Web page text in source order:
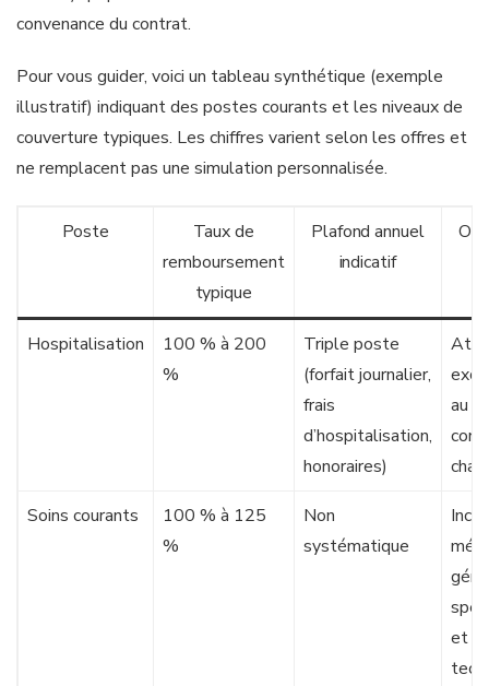
convenance du contrat.
Pour vous guider, voici un tableau synthétique (exemple
illustratif) indiquant des postes courants et les niveaux de
couverture typiques. Les chiffres varient selon les offres et
ne remplacent pas une simulation personnalisée.
Poste
Taux de
remboursement
typique
Plafond annuel
indicatif
Hospitalisation
100 % à 200
%
Triple poste
(forfait journalier,
frais
d’hospitalisation,
honoraires)
au
Soins courants
100 % à 125
%
Non
systématique
et